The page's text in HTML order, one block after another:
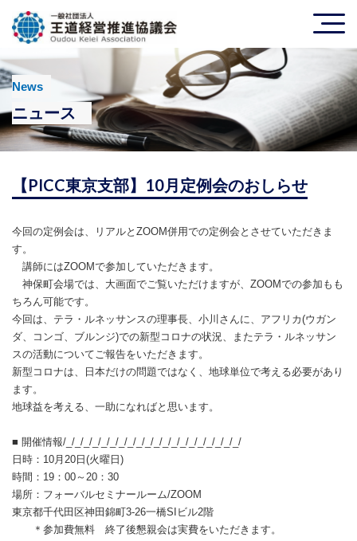
News
ニュース
【PICC東京支部】10月定例会のおしらせ
今回の定例会は、リアルとZOOM併用での定例会とさせていただきま
す。
講師にはZOOMで参加していただきます。
神保町会場では、大画面でご覧いただけますが、ZOOMでの参加もも
ちろん可能です。
今回は、テラ・ルネッサンスの理事長、小川さんに、アフリカ(ウガン
ダ、コンゴ、ブルンジ)での新型コロナの状況、またテラ・ルネッサン
スの活動についてご報告をいただきます。
新型コロナは、日本だけの問題ではなく、地球単位で考える必要があり
ます。
地球益を考える、一助になればと思います。
■ 開催情報/_/_/_/_/_/_/_/_/_/_/_/_/_/_/_/_/_/_/_/_/
日時：10月20日(火曜日)
時間：19：00～20：30
場所：フォーバルセミナールーム/ZOOM
東京都千代田区神田錦町3-26一橋SIビル2階
＊参加費無料 終了後懇親会は実費をいただきます。